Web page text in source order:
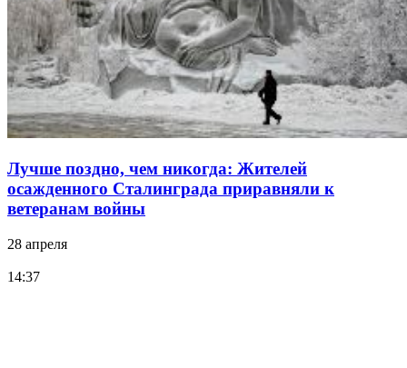
Лучше поздно, чем никогда: Жителей
осажденного Сталинграда приравняли к
ветеранам войны
28 апреля
14:37